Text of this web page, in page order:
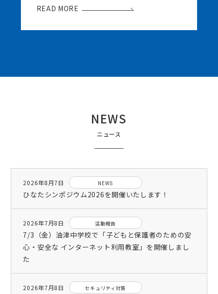
READ MORE
NEWS
ニュース
2026年8月7日 NEWS
ひなたシンポジウム2026を開催いたします！
2026年7月8日 活動報告
7/3（金）油津中学校で「子どもと保護者のための安
心・安全な インターネット利用教室」を開催しまし
た
2026年7月8日 セキュリティ対策